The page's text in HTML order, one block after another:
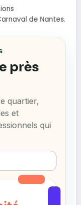
de Nantes.
près
quartier,
et
qui